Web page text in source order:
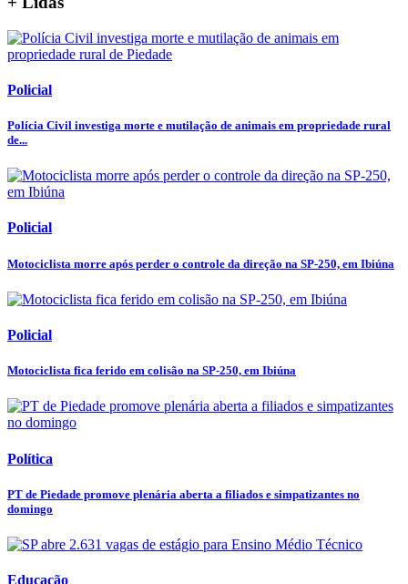
Policial
Polícia Civil investiga morte e mutilação de animais em propriedade rural
de...
Policial
Motociclista morre após perder o controle da direção na SP-250, em Ibiúna
Policial
Motociclista fica ferido em colisão na SP-250, em Ibiúna
Política
PT de Piedade promove plenária aberta a filiados e simpatizantes no
domingo
Educação